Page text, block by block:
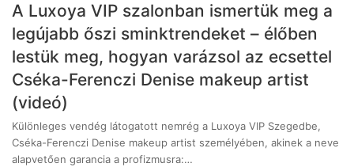
A Luxoya VIP szalonban ismertük meg a
legújabb őszi sminktrendeket – élőben
lestük meg, hogyan varázsol az ecsettel
Cséka-Ferenczi Denise makeup artist
(videó)
Különleges vendég látogatott nemrég a Luxoya VIP Szegedbe,
Cséka-Ferenczi Denise makeup artist személyében, akinek a neve
alapvetően garancia a profizmusra:…